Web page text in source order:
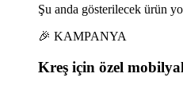
Şu anda gösterilecek ürün
🎉 KAMPANYA
Kreş için özel